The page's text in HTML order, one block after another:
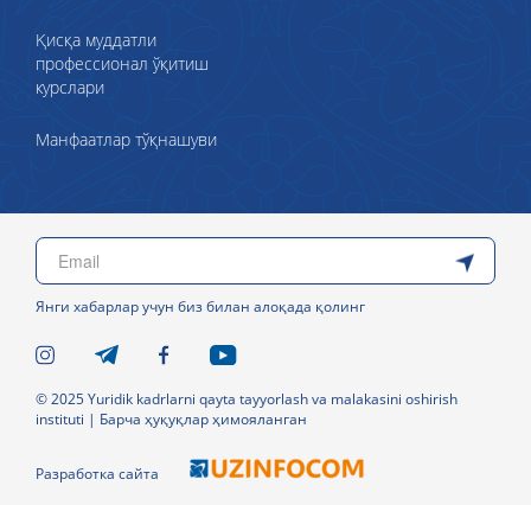
Қисқа муддатли
профессионал ўқитиш
курслари
Манфаатлар тўқнашуви
Янги хабарлар учун биз билан алоқада қолинг
© 2025 Yuridik kadrlarni qayta tayyorlash va malakasini oshirish
instituti | Барча ҳуқуқлар ҳимояланган
Разработка сайта